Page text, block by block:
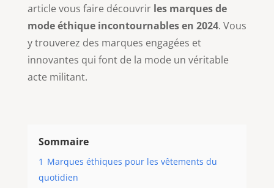
article vous faire découvrir les marques de
mode éthique incontournables en 2024. Vous
y trouverez des marques engagées et
innovantes qui font de la mode un véritable
acte militant.
Sommaire
1 Marques éthiques pour les vêtements du
quotidien